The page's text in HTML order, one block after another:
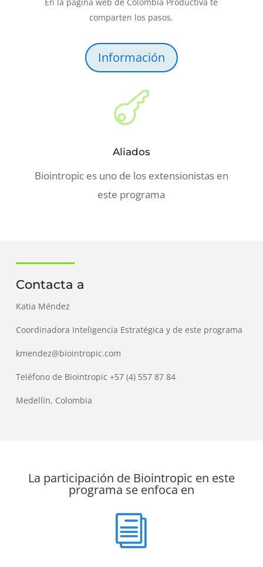
comparten los pasos.
Información

Aliados
Biointropic es uno de los extensionistas en
este programa
Contacta a
Katia Méndez
Coordinadora Inteligencia Estratégica y de este programa
kmendez@biointropic.com
Teléfono de Biointropic +57 (4) 557 87 84
Medellín, Colombia
La participación de Biointropic en este
programa se enfoca en
i